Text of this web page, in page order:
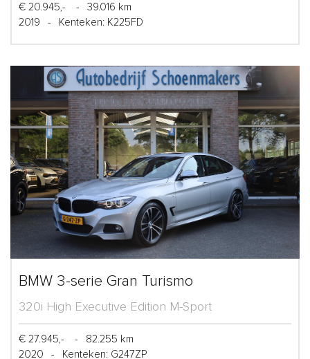
€ 20.945,- -
39.016 km
2019
- Kenteken: K225FD
BMW 3-serie Gran Turismo
320i High Executive Edition M-Sport
€ 27.945,- -
82.255 km
2020
- Kenteken: G247ZP